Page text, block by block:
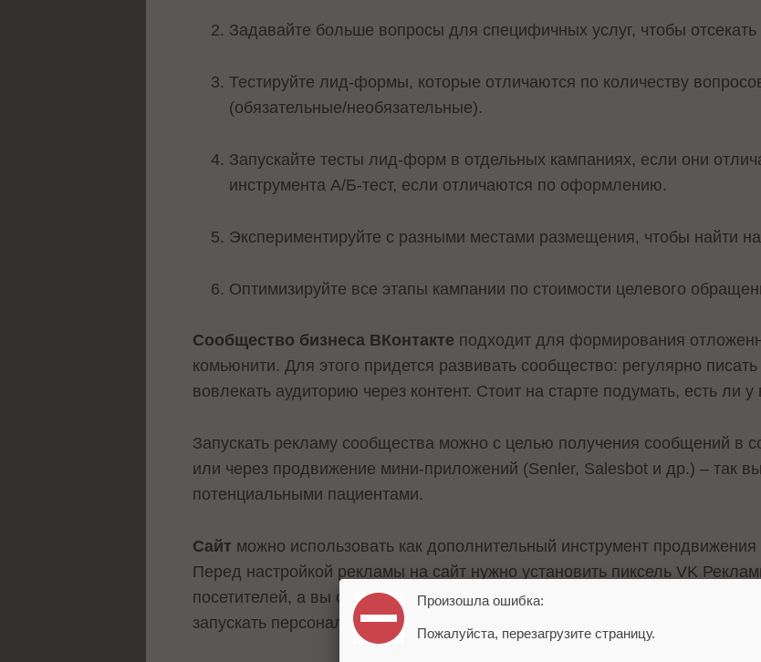
Задавайте больше вопросы для специфичных услуг, чтобы
Тестируйте лид-формы, которые отличаются по количеству
(обязательные/необязательные).
Запускайте тесты лид-форм в отдельных кампаниях, если они
инструмента А/Б-тест, если отличаются по оформлению.
Экспериментируйте с разными местами размещения, чтобы найти
Оптимизируйте все этапы кампании по стоимости целевого
Сообщество бизнеса ВКонтакте подходит для формирования
комьюнити. Для этого придется развивать сообщество: регулярно
вовлекать аудиторию через контент. Стоит на старте подумать, есть ли
Запускать рекламу сообщества можно с целью получения сообщений в
или через продвижение мини-приложений (Senler, Salesbot и др.) – так
потенциальными пациентами.
Сайт можно использовать как дополнительный инструмент
Перед настройкой рекламы на сайт нужно установить пиксель VK
посетителей, а вы сможете сегментировать ее по услугам, которыми
запускать персонализированный ретаргетинг.
Произошла ошибка:
Пожалуйста, перезагрузите страницу.